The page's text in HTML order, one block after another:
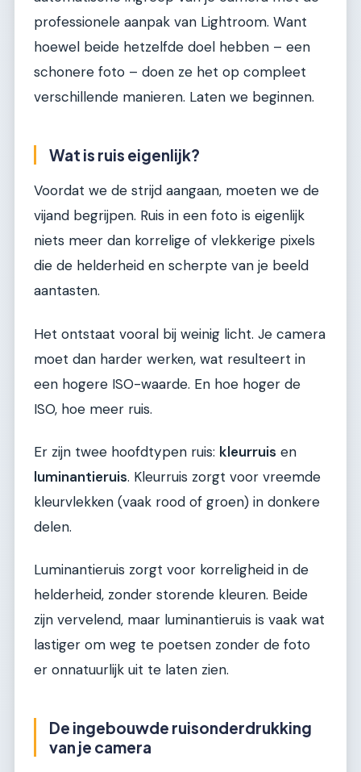
professionele aanpak van Lightroom. Want
hoewel beide hetzelfde doel hebben – een
schonere foto – doen ze het op compleet
verschillende manieren. Laten we beginnen.
Wat is ruis eigenlijk?
Voordat we de strijd aangaan, moeten we de
vijand begrijpen. Ruis in een foto is eigenlijk
niets meer dan korrelige of vlekkerige pixels
die de helderheid en scherpte van je beeld
aantasten.
Het ontstaat vooral bij weinig licht. Je camera
moet dan harder werken, wat resulteert in
een hogere ISO-waarde. En hoe hoger de
ISO, hoe meer ruis.
Er zijn twee hoofdtypen ruis: kleurruis en
luminantieruis. Kleurruis zorgt voor vreemde
kleurvlekken (vaak rood of groen) in donkere
delen.
Luminantieruis zorgt voor korreligheid in de
helderheid, zonder storende kleuren. Beide
zijn vervelend, maar luminantieruis is vaak wat
lastiger om weg te poetsen zonder de foto
er onnatuurlijk uit te laten zien.
De ingebouwde ruisonderdrukking
van je camera